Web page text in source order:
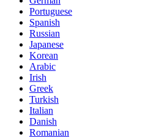
Portuguese
Spanish
Russian
Japanese
Korean
Arabic
Irish
Greek
Turkish
Italian
Danish
Romanian